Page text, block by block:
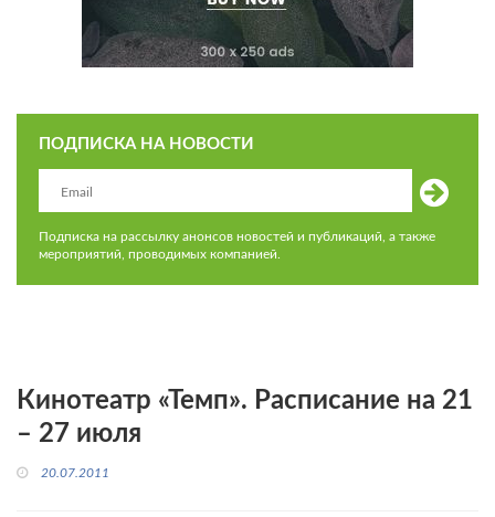
ПОДПИСКА НА НОВОСТИ
Подписка на рассылку анонсов новостей и публикаций, а также
мероприятий, проводимых компанией.
Кинотеатр «Темп». Расписание на 21
– 27 июля
20.07.2011